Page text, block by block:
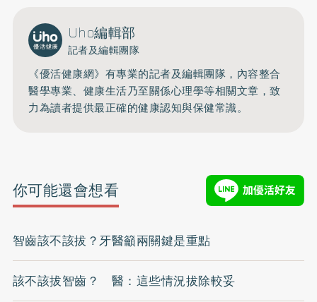
Uho編輯部
記者及編輯團隊
《優活健康網》有專業的記者及編輯團隊，內容整合
醫學專業、健康生活乃至關係心理學等相關文章，致
力為讀者提供最正確的健康認知與保健常識。
你可能還會想看
智齒該不該拔？牙醫籲兩關鍵是重點
該不該拔智齒？ 醫：這些情況拔除較妥